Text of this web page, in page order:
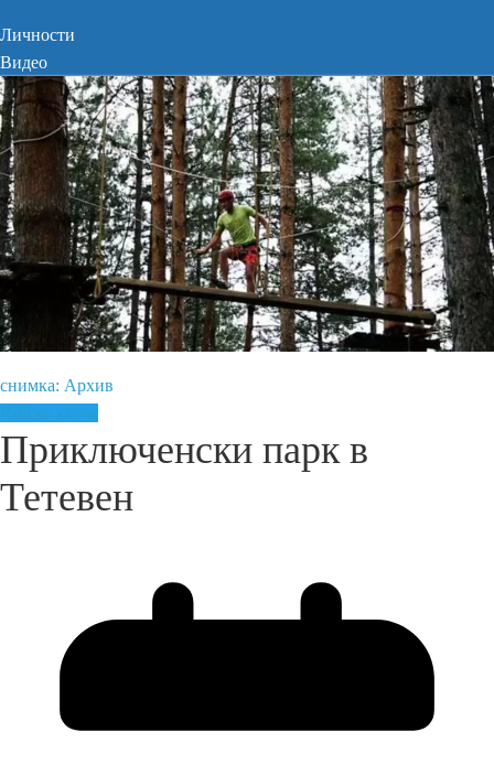
Личности
Видео
снимка: Архив
Райско кътче
Приключенски парк в
Тетевен